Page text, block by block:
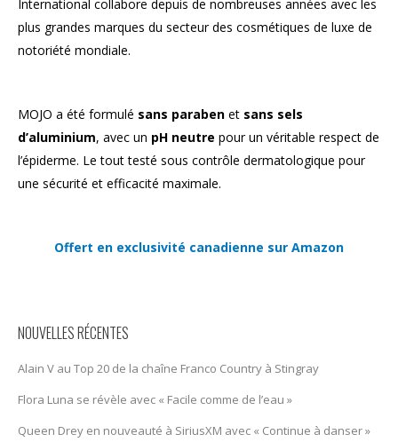
International collabore depuis de nombreuses années avec les
plus grandes marques du secteur des cosmétiques de luxe de
notoriété mondiale.
MOJO a été formulé sans paraben et sans sels
d’aluminium, avec un pH neutre pour un véritable respect de
l’épiderme. Le tout testé sous contrôle dermatologique pour
une sécurité et efficacité maximale.
Offert en exclusivité canadienne sur Amazon
NOUVELLES RÉCENTES
Alain V au Top 20 de la chaîne Franco Country à Stingray
Flora Luna se révèle avec « Facile comme de l’eau »
Queen Drey en nouveauté à SiriusXM avec « Continue à danser »